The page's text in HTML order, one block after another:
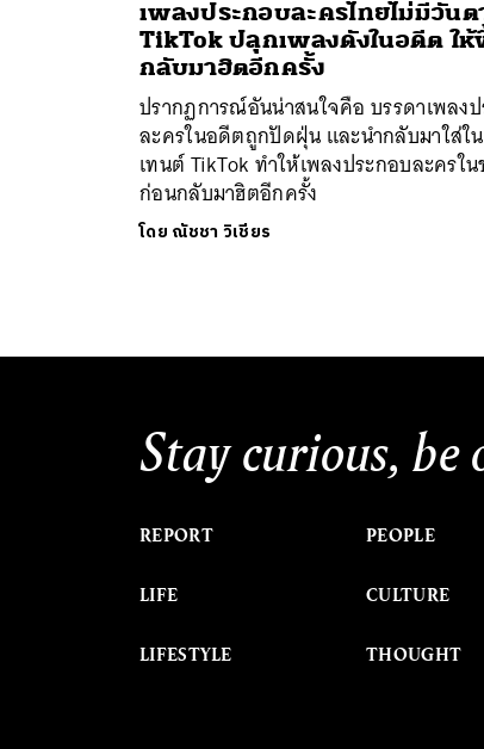
เพลงประกอบละครไทยไม่มีวันต
TikTok ปลุกเพลงดังในอดีต ใ
กลับมาฮิตอีกครั้ง
ปรากฏการณ์อันน่าสนใจคือ บรรดาเพลง
ละครในอดีตถูกปัดฝุ่น และนำกลับมาใส่ใ
เทนต์ TikTok ทำให้เพลงประกอบละครใน
ก่อนกลับมาฮิตอีกครั้ง
โดย ณัชชา วิเชียร
Stay curious, be
REPORT
LIFE
LIFESTYLE
PEOPLE
CULTURE
THOUGHT